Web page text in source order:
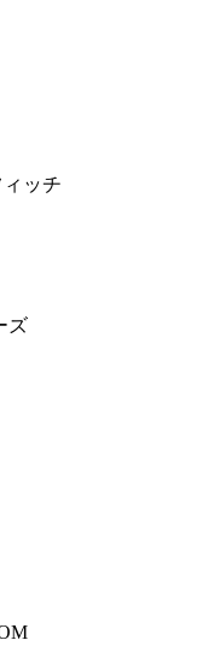
ッチ
ズ